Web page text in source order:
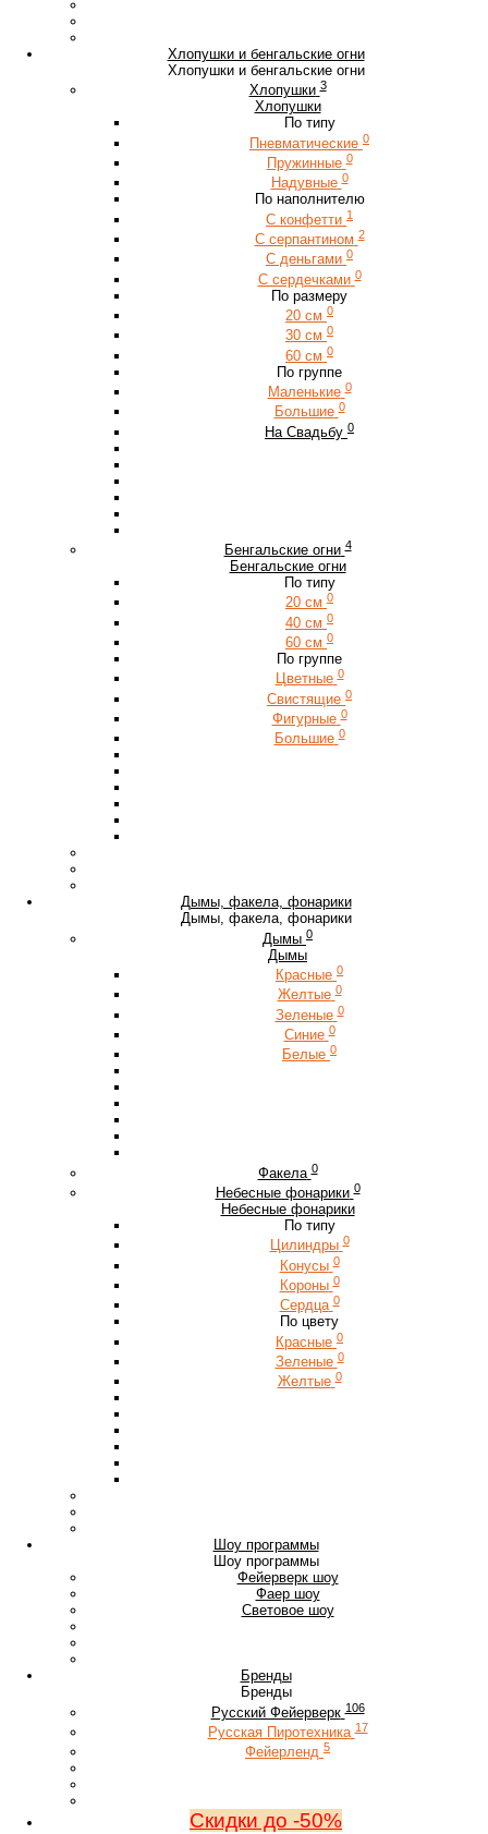
Хлопушки и бенгальские огни
Хлопушки и бенгальские огни
Хлопушки 3
Хлопушки
По типу
Пневматические 0
Пружинные 0
Надувные 0
По наполнителю
С конфетти 1
С серпантином 2
С деньгами 0
С сердечками 0
По размеру
20 см 0
30 см 0
60 см 0
По группе
Маленькие 0
Большие 0
На Свадьбу 0
Бенгальские огни 4
Бенгальские огни
По типу
20 см 0
40 см 0
60 см 0
По группе
Цветные 0
Свистящие 0
Фигурные 0
Большие 0
Дымы, факела, фонарики
Дымы, факела, фонарики
Дымы 0
Дымы
Красные 0
Желтые 0
Зеленые 0
Синие 0
Белые 0
Факела 0
Небесные фонарики 0
Небесные фонарики
По типу
Цилиндры 0
Конусы 0
Короны 0
Сердца 0
По цвету
Красные 0
Зеленые 0
Желтые 0
Шоу программы
Шоу программы
Фейерверк шоу
Фаер шоу
Световое шоу
Бренды
Бренды
Русский Фейерверк 106
Русская Пиротехника 17
Фейерленд 5
Скидки до -50%